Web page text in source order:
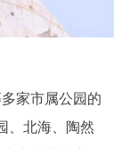
РУССКИЙ ЯЗЫК
家市属公园的
、北海、陶然